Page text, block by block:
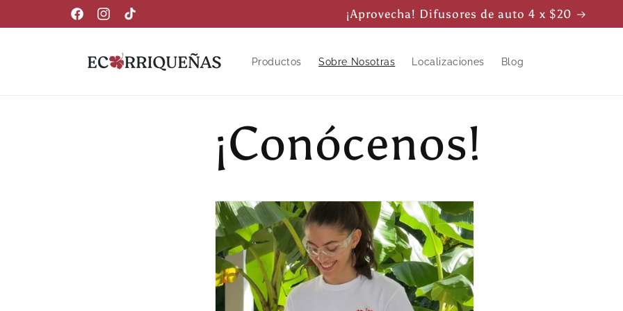
directamente
al contenido
FacebookInstagram
TikTok
¡Aprovecha! Difusores de auto 4 x $20
Productos Sobre Nosotras Localizaciones Blog
¡Conócenos!